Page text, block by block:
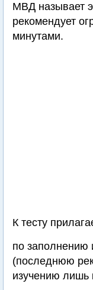
МВД называет
рекомендует
минутами.
К тесту
по заполнению
(последнюю
изучению лишь